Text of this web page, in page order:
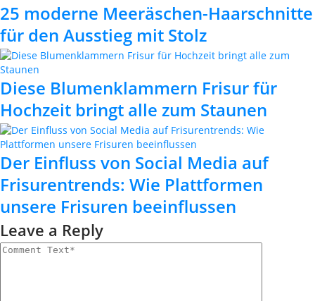
25 moderne Meeräschen-Haarschnitte
für den Ausstieg mit Stolz
Diese Blumenklammern Frisur für
Hochzeit bringt alle zum Staunen
Der Einfluss von Social Media auf
Frisurentrends: Wie Plattformen
unsere Frisuren beeinflussen
Leave a Reply